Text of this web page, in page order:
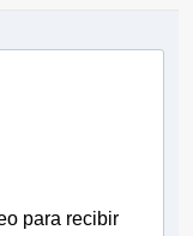
para recibir